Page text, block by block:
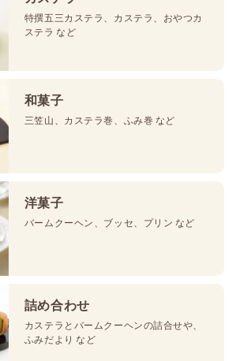
特撰五三カステラ、カステラ、おやつカ
ステラ など
和菓子
三笠山、カステラ巻、ふみ巻 など
洋菓子
バームクーヘン、ブッセ、プリン など
詰め合わせ
カステラとバームクーヘンの詰合せや、
ふみだより など